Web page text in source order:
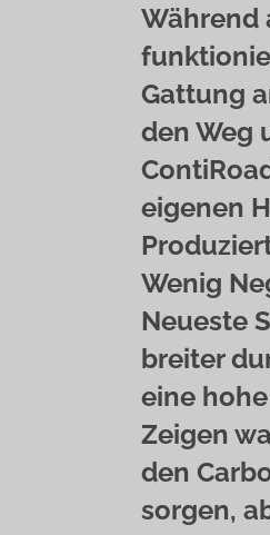
Während
Gattung
den Weg
eigenen
Wenig
Neueste
breiter
eine
Zeigen
den
sorgen,